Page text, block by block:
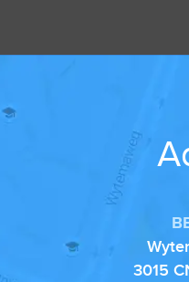
3015